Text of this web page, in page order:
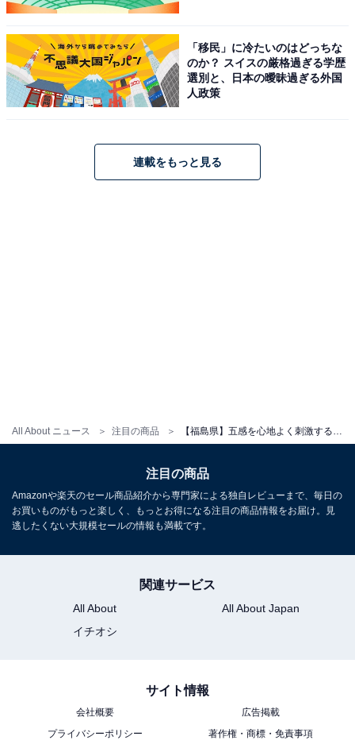
All About ニュース 注目の商品
奥飯坂 穴原温泉 匠のこころ 吉川屋（画像：「奥飯坂 穴原温泉 匠のこころ
吉川屋」公式Webサイトより）
「奥飯坂 穴原温泉 匠のこころ 吉川屋」は、摺上川のせ
せらぎと片倉山を望む温泉旅館です。自家源泉は肌に優
「かもしかの湯」や大浴場「藤太の湯」「弁天の湯」で
美肌の湯を楽しめます。食事は個室会食場「せせらぎの
所在地：福島県福島市飯坂町湯野字新湯6
交通手段：東北自動車道「福島飯坂インター」より車で
※料金は公式Webサイト参考価格
※プラン・部屋により価格は変動します
「移民」に冷たいのはどっちな
のか？ スイスの厳格過ぎる学歴
選別と、日本の曖昧過ぎる外国
人政策
連載をもっと見る
注目の商品
Amazonや楽天のセール商品紹介から専門家による独自レビューまで、毎日の
お買いものがもっと楽しく、もっとお得になる注目の商品情報をお届け。見
逃したくない大規模セールの情報も満載です。
関連サービス
All About
All About Japan
イチオシ
サイト情報
会社概要
広告掲載
プライバシーポリシー
著作権・商標・免責事項